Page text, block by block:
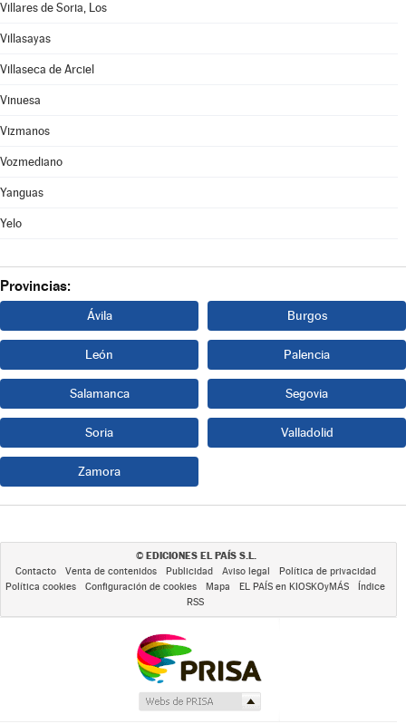
Villares de Soria, Los
Villasayas
Villaseca de Arciel
Vinuesa
Vizmanos
Vozmediano
Yanguas
Yelo
Provincias:
Ávila Burgos
León Palencia
Salamanca Segovia
Soria Valladolid
Zamora
© EDICIONES EL PAÍS S.L.
Contacto Venta de contenidos Publicidad Aviso legal
Política de privacidad
Política cookies
Configuración de cookies Mapa EL PAÍS en KIOSKOyMÁS
Índice
RSS